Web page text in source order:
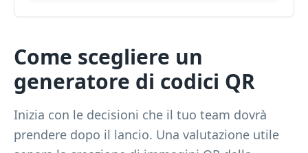
Come scegliere un
generatore di codici QR
Inizia con le decisioni che il tuo team dovrà
prendere dopo il lancio. Una valutazione utile